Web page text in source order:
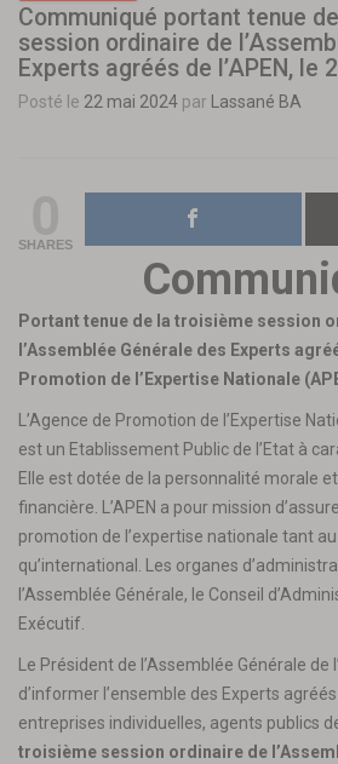
Communiqué portant tenue
session ordinaire de
Experts agréés de l’APEN, le
Posté le 22 mai 2024 par
Lassané BA
SHARES
Portant tenue de la troisième session
l’Assemblée Générale des Experts
Promotion de l’Expertise Nationale
L’Agence de Promotion de l’Expertise
est un Etablissement Public de l’Etat à
Elle est dotée de la personnalité morale
financière. L’APEN a pour mission
promotion de l’expertise nationale tant
qu’international. Les organes
l’Assemblée Générale, le Conseil
Exécutif.
Le Président de l’Assemblée Générale de
d’informer l’ensemble des Experts
entreprises individuelles, agents publics
troisième session ordinaire de